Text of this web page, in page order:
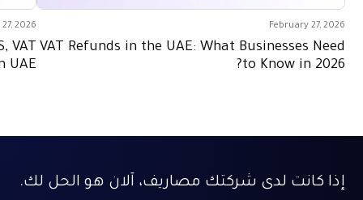
February 27, 2026
VAT Refunds in the UAE: What Businesses Need
to Know in 2026?
2026
VAT
UAE
إذا كانت لدى شركتك مصاريف، آلان هو الحل لك.